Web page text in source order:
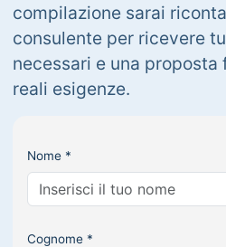
compilazione sarai
consulente per ricevere
necessari e una
reali esigenze.
Nome *
Cognome *